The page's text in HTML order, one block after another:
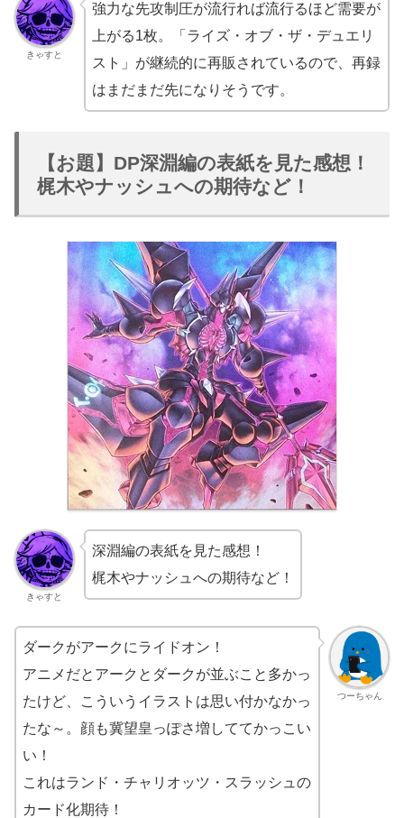
きゃすと
強力な先攻制圧が流行れば流行るほど需要が
上がる1枚。「ライズ・オブ・ザ・デュエリ
スト」が継続的に再販されているので、再録
はまだまだ先になりそうです。
【お題】DP深淵編の表紙を見た感想！
梶木やナッシュへの期待など！
きゃすと
深淵編の表紙を見た感想！
梶木やナッシュへの期待など！
つーちゃん
ダークがアークにライドオン！
アニメだとアークとダークが並ぶこと多かっ
たけど、こういうイラストは思い付かなかっ
たな～。顔も冀望皇っぽさ増しててかっこい
い！
これはランド・チャリオッツ・スラッシュの
カード化期待！